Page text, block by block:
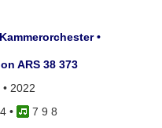
•
ARS 38 373
2022
•
7 9 8